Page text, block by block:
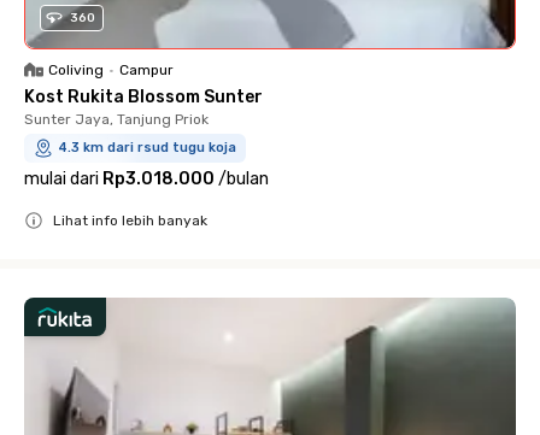
360
Coliving • Campur
Kost Rukita Blossom Sunter
Sunter Jaya, Tanjung Priok
4.3 km dari rsud tugu koja
mulai dari Rp3.018.000 /bulan
Lihat info lebih banyak